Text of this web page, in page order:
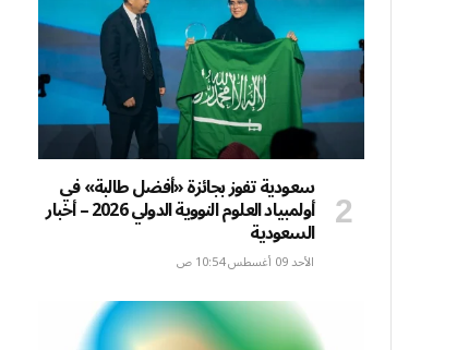
سعودية تفوز بجائزة «أفضل طالبة» في
أولمبياد العلوم النووية الدولي 2026 – أخبار
السعودية
الأحد 09 أغسطس 10:54 ص